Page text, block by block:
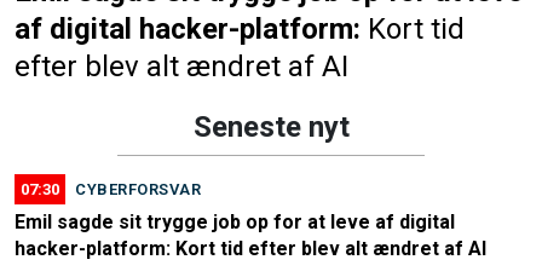
af digital hacker-platform: Kort tid
efter blev alt ændret af AI
Seneste nyt
07:30 CYBERFORSVAR
Emil sagde sit trygge job op for at leve af digital
hacker-platform: Kort tid efter blev alt ændret af AI